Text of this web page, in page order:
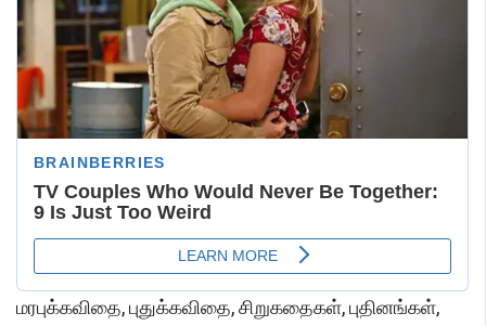
மரபுக்கவிதை, புதுக்கவிதை, சிறுகதைகள், புதினங்கள்,